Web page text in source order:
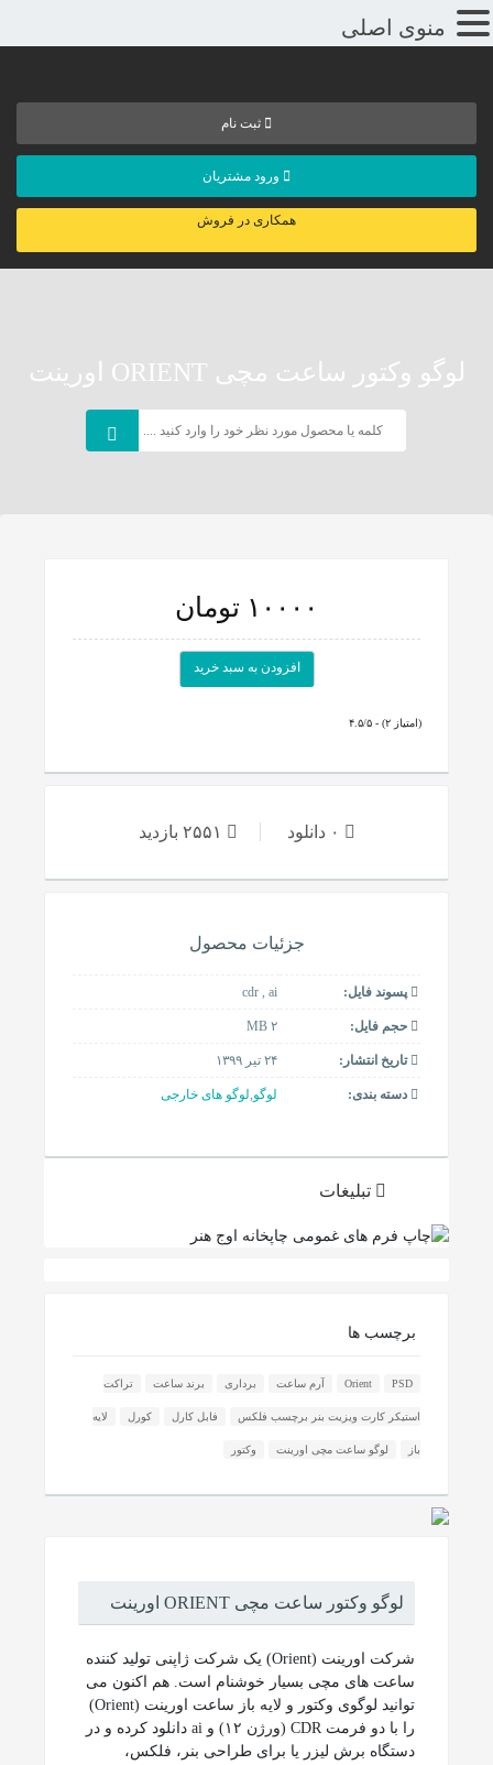
ثبت نام
ورود مشتریان
همکاری در فروش
لوگو وکتور ساعت مچی ORIENT اورینت
۱۰۰۰۰ تومان
افزودن به سبد خرید
۴.۵/۵ - (۲ امتیاز)
جزئیات محصول
پسوند فایل: cdr , ai
حجم فایل: ۲ MB
تاریخ انتشار: ۲۴ تیر ۱۳۹۹
دسته بندی: لوگو,لوگو های خارجی
تبلیغات
برچسب ها
Orient PSD آرم ساعت برداری برند ساعت تراکت
استیکر کارت ویزیت بنر برچسب فلکس فابل کارل کورل لایه
باز لوگو ساعت مچی اورینت وکتور
لوگو وکتور ساعت مچی ORIENT اورینت
شرکت اورینت (Orient) یک شرکت ژاپنی تولید کننده
ساعت های مچی بسیار خوشنام است. هم اکنون می
توانید لوگوی وکتور و لایه باز ساعت اورینت (Orient)
را با دو فرمت CDR (ورژن ۱۲) و ai دانلود کرده و در
دستگاه برش لیزر یا برای طراحی بنر، فلکس،
منوی اصلی